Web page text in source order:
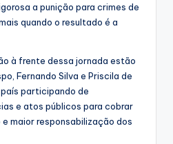
a punição para crimes de
quando o resultado é a
à frente dessa jornada estão
Fernando Silva e Priscila de
participando de
e atos públicos para cobrar
maior responsabilização dos